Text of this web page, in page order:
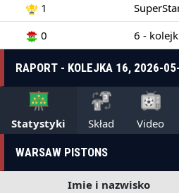
1
0
6 -
RAPORT - KOLEJKA 16, 2026-
Statystyki Skład Video
WARSAW PISTONS
Imie i nazwisko